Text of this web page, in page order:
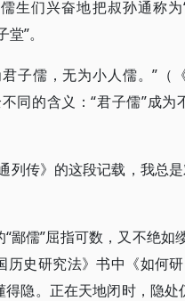
生们兴奋地把叔孙通称
”。
子儒，无为小人儒。”（
同的含义：“君子儒”成
列传》的这段记载，我总
鄙儒”屈指可数，又不绝如
历史研究法》书中《如何
隐。正在天地闭时，隐